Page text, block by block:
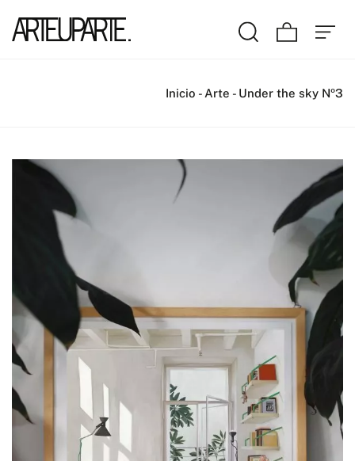
Inicio - Arte - Under the sky Nº3